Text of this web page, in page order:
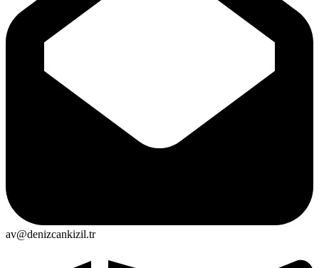
av@denizcankizil.tr